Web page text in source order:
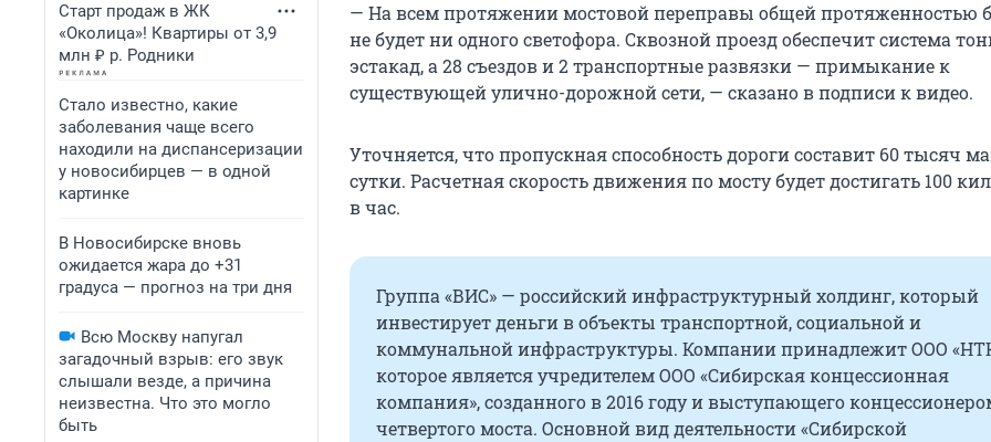
Старт продаж в ЖК
«Околица»! Квартиры от 3,9
млн ₽ р. Родники
Стало известно, какие
заболевания чаще всего
находили на диспансеризации
у новосибирцев — в одной
картинке
В Новосибирске вновь
ожидается жара до +31
градуса — прогноз на три дня
Всю Москву напугал
загадочный взрыв: его звук
слышали везде, а причина
неизвестна. Что это могло
быть
— На всем протяжении мостовой переправы общей протяженностью
не будет ни одного светофора. Сквозной проезд обеспечит система
эстакад, а 28 съездов и 2 транспортные развязки — примыкание к
существующей улично-дорожной сети, — сказано в подписи к видео.
Уточняется, что пропускная способность дороги составит 60 тысяч
сутки. Расчетная скорость движения по мосту будет достигать 100
в час.
Группа «ВИС» — российский инфраструктурный холдинг, который
инвестирует деньги в объекты транспортной, социальной и
коммунальной инфраструктуры. Компании принадлежит ООО
которое является учредителем ООО «Сибирская концессионная
компания», созданного в 2016 году и выступающего
четвертого моста. Основной вид деятельности «Сибирской